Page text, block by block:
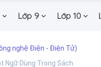
Lớp 9 Lớp 10
nghệ Điện - Điện Tử)
Ngữ Dùng Trong Sách